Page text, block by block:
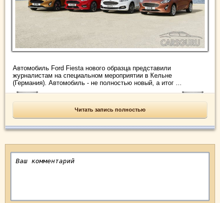
Автомобиль Ford Fiesta нового образца представили
журналистам на специальном мероприятии в Кельне
(Германия). Автомобиль - не полностью новый, а итог ...
Читать запись полностью